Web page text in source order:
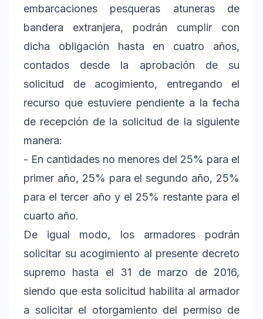
embarcaciones pesqueras atuneras de
bandera extranjera, podrán cumplir con
dicha obligación hasta en cuatro años,
contados desde la aprobación de su
solicitud de acogimiento, entregando el
recurso que estuviere pendiente a la fecha
de recepción de la solicitud de la siguiente
manera:
- En cantidades no menores del 25% para el
primer año, 25% para el segundo año, 25%
para el tercer año y el 25% restante para el
cuarto año.
De igual modo, los armadores podrán
solicitar su acogimiento al presente decreto
supremo hasta el 31 de marzo de 2016,
siendo que esta solicitud habilita al armador
a solicitar el otorgamiento del permiso de